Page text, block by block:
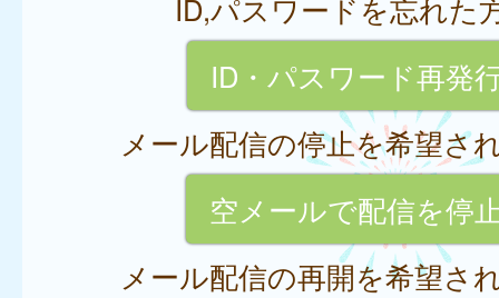
ID,パスワードを忘れた
ID・パスワード再発
メール配信の停止を希望さ
空メールで配信を停
メール配信の再開を希望さ